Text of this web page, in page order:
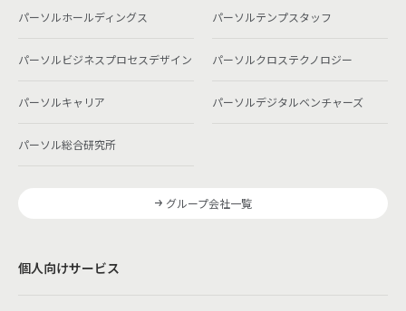
パーソルホールディングス パーソルテンプスタッフ
パーソルビジネスプロセスデザイン パーソルクロステクノロジー
パーソルキャリア パーソルデジタルベンチャーズ
パーソル総合研究所
グループ会社一覧
個人向けサービス